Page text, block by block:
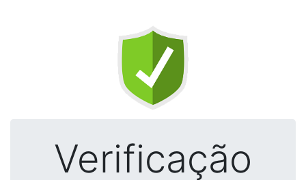
Verificação